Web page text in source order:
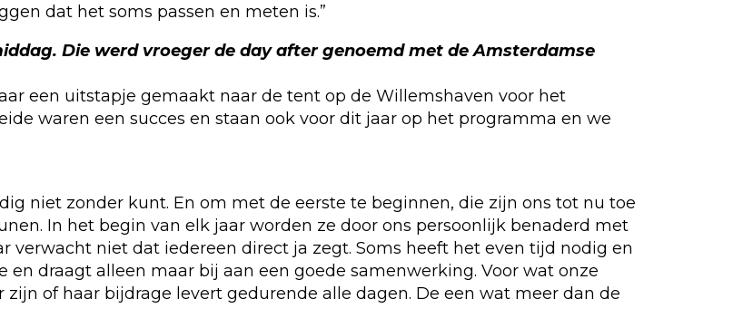
dat het soms passen en meten is.”
Die werd vroeger de day after genoemd met de Amsterdamse
een uitstapje gemaakt naar de tent op de Willemshaven voor het
waren een succes en staan ook voor dit jaar op het programma en we
niet zonder kunt. En om met de eerste te beginnen, die zijn ons tot nu toe
In het begin van elk jaar worden ze door ons persoonlijk benaderd met
niet dat iedereen direct ja zegt. Soms heeft het even tijd nodig en
draagt alleen maar bij aan een goede samenwerking. Voor wat onze
of haar bijdrage levert gedurende alle dagen. De een wat meer dan de